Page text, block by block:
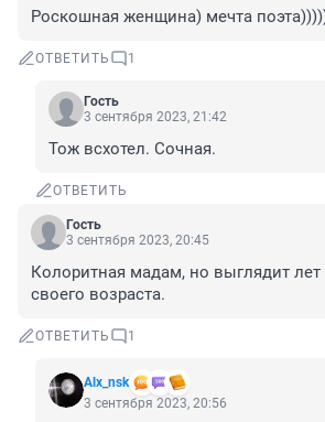
Роскошная женщина) мечта
ОТВЕТИТЬ 1
Гость
3 сентября 2023, 21:42
Тож всхотел. Сочная.
ОТВЕТИТЬ
Гость
3 сентября 2023, 20:45
Колоритная мадам, но выглядит лет
своего возраста.
ОТВЕТИТЬ 1
Alx_nsk
3 сентября 2023, 20:56